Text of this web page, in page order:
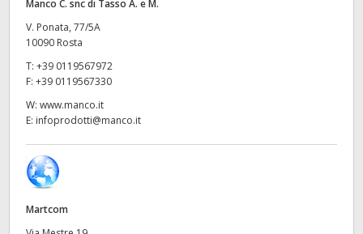
Malaysia
Netherlands
New Zealand
Portugal
Manco C. snc di Tasso A. e M.
V. Ponata, 77/5A
10090 Rosta
T: +39 0119567972
F: +39 0119567330
W: www.manco.it
E: infoprodotti@manco.it
Martcom